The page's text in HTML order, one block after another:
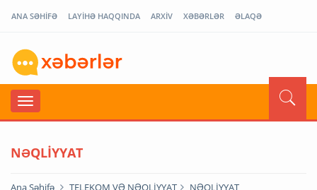
ANA SƏHİFƏ LAYİHƏ HAQQINDA ARXİV XƏBƏRLƏR ƏLAQƏ
NƏQLİYYAT
Ana Səhifə TELEKOM VƏ NƏQLİYYAT NƏQLİYYAT